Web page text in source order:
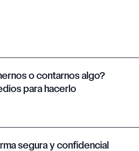
o contarnos algo?
para hacerlo
segura y confidencial